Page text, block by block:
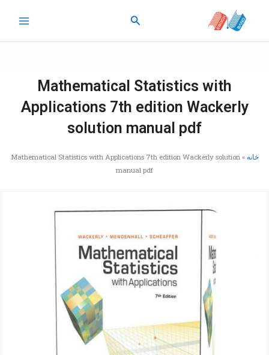
جستجو
Mathematical Statistics with
Applications 7th edition Wackerly
solution manual pdf
خانه »
Mathematical Statistics with Applications 7th edition Wackerly solution
manual pdf